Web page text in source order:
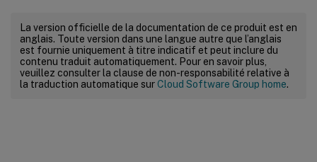
La version officielle de la documentation de ce produit est en
anglais. Toute version dans une langue autre que l’anglais
est fournie uniquement à titre indicatif et peut inclure du
contenu traduit automatiquement. Pour en savoir plus,
veuillez consulter la clause de non-responsabilité relative à
la traduction automatique surCloud Software Group home.